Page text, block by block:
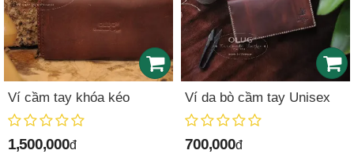
Ví cầm tay khóa kéo
1,500,000đ
Ví da bò cầm tay Unisex
700,000đ